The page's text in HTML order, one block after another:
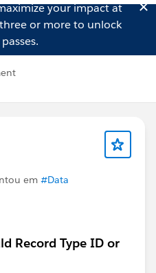
your impact at
or more to unlock
em #Data
Record Type ID or